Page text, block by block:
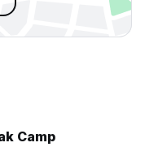
Camp